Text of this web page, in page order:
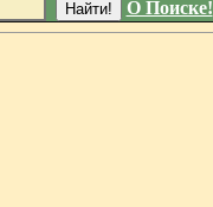
О Поиске!